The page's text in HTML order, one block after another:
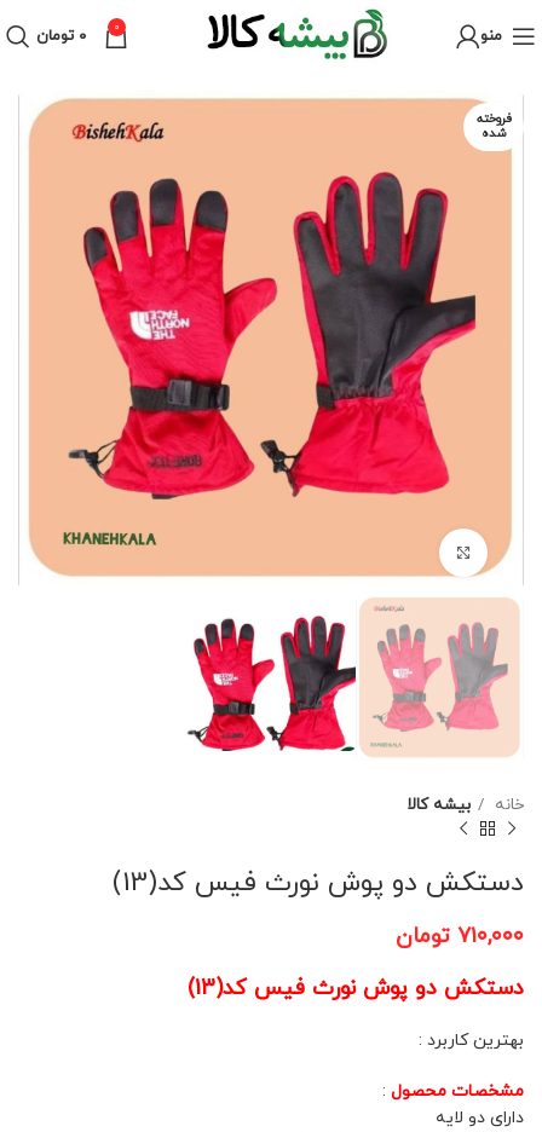
منو 0 ۰ تومان
فروخته
شده
خانه بیشه کالا
دستکش دو پوش نورث فیس کد(13)
۷۱۰,۰۰۰ تومان
دستکش دو پوش نورث فیس کد(13)
بهترین کاربرد :
مشخصات محصول :
دارای دو لایه